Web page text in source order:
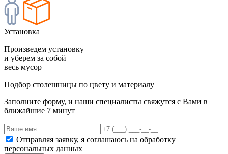
Установка
Произведем установку
и уберем за собой
весь мусор
Подбор столешницы по цвету и материалу
Заполните форму, и наши специалисты свяжутся с Вами в
ближайшие 7 минут
Отправляя заявку, я соглашаюсь на обработку
персональных данных